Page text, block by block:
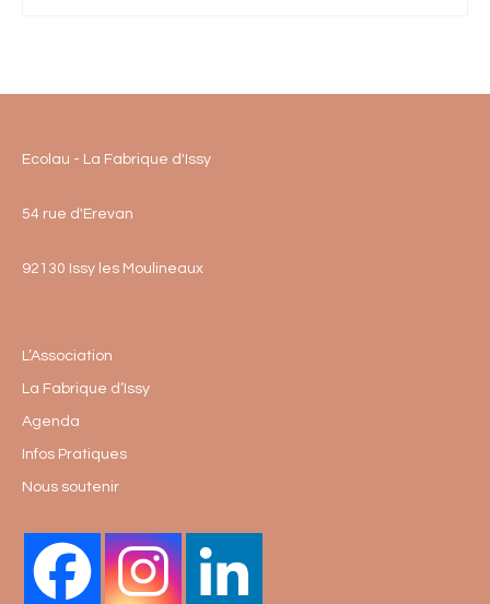
Ecolau - La Fabrique d'Issy
54 rue d'Erevan
92130 Issy les Moulineaux
L’Association
La Fabrique d’Issy
Agenda
Infos Pratiques
Nous soutenir